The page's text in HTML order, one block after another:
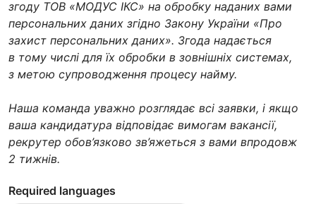
згоду ТОВ «МОДУС ІКС» на обробку наданих вами
персональних даних згідно Закону України «Про
захист персональних даних». Згода надається
в тому числі для їх обробки в зовнішніх системах,
з метою супроводження процесу найму.
Наша команда уважно розглядає всі заявки, і якщо
ваша кандидатура відповідає вимогам вакансії,
рекрутер обов’язково зв’яжеться з вами впродовж
2 тижнів.
Required languages